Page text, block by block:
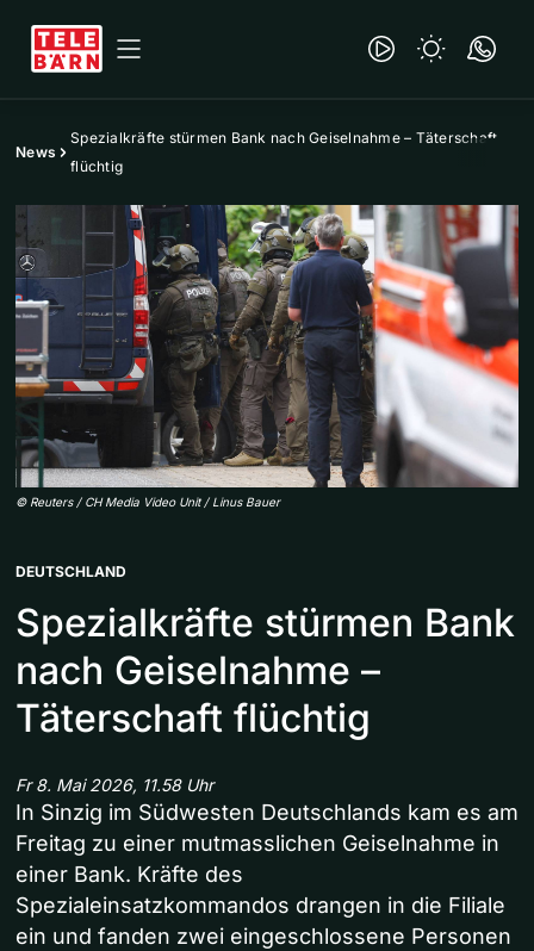
News
Spezialkräfte stürmen Bank nach Geiselnahme – Täterschaft
flüchtig
© Reuters / CH Media Video Unit / Linus Bauer
DEUTSCHLAND
Spezialkräfte stürmen Bank
nach Geiselnahme –
Täterschaft flüchtig
Fr 8. Mai 2026, 11.58 Uhr
In Sinzig im Südwesten Deutschlands kam es am
Freitag zu einer mutmasslichen Geiselnahme in
einer Bank. Kräfte des
Spezialeinsatzkommandos drangen in die Filiale
ein und fanden zwei eingeschlossene Personen